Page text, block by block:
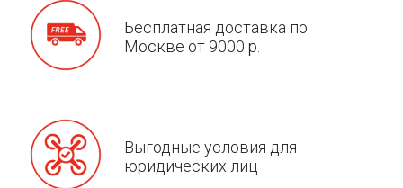
Бесплатная доставка по
Москве от 9000 р.
Выгодные условия для
юридических лиц